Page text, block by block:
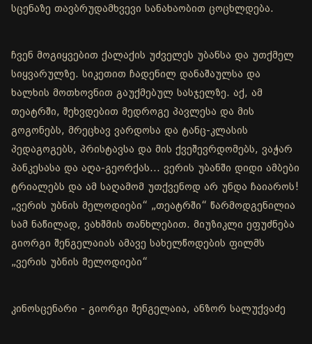
სცენაზე თავბრუდამხვევი სანახაობით ცოცხლდება.
ჩვენ მოგიყვებით ქალაქის უძველეს უბანსა და უთქმელ
სიყვარულზე. სიკეთით ჩადენილ დანაშაულსა და
ხალხის მოთხოვნით გაუქმებულ სასჯელზე. აქ, ამ
თეატრში, შეხვდებით მედროგე პავლესა და მის
გოგონებს, მრეცხავ ვარდოსა და ტანც-კლასის
პედაგოგებს, პრისტავსა და მის ქვეშევრდომებს, ვაჭარ
პანკესასა და აღა-გეორქას... ვერის უბანში დიდი ამბები
ტრიალებს და ამ საღამომ უთქვენოდ არ უნდა ჩაიაროს!
„ვერის უბნის მელოდიები“ „თეატრში“ წარმოდგენილია
სამ ნაწილად, ვახშმის თანხლებით. მიუზიკლი ეფუძნება
გიორგი შენგელაიას ამავე სახელწოდების ფილმს
„ვერის უბნის მელოდიები“
კინოსცენარი - გიორგი შენგელაია, ანზორ სალუქვაძე